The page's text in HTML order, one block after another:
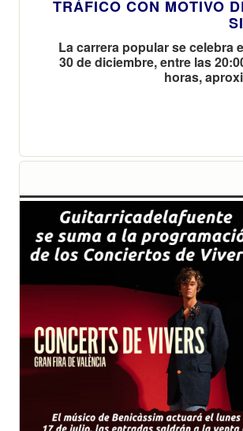
TRÁFICO CON MOTIVO
La carrera popular se celebra
30 de diciembre, entre las
horas,